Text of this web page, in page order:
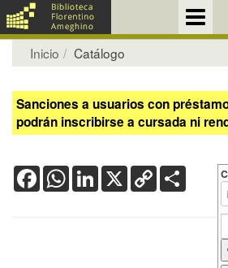
Inicio Catálogo
Sanciones a usuarios con
podrán inscribirse a cursada ni
FacebookWhatsApp
LinkedIn
X Copy
Link